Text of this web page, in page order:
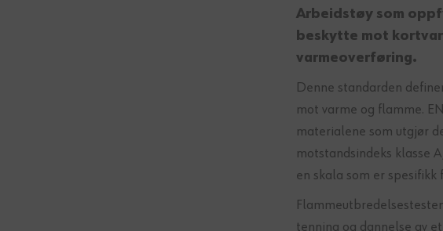
Arbeidstøy som
beskytte mot
varmeoverføring.
Denne standarden
mot varme og flamme.
materialene som utgjør
motstandsindeks klasse
en skala som er spesifikk
tenning og dannelse av